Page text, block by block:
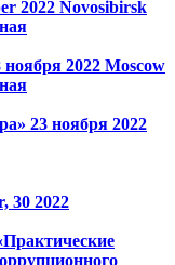
2022 Novosibirsk
ноября 2022 Moscow
23 ноября 2022
30 2022